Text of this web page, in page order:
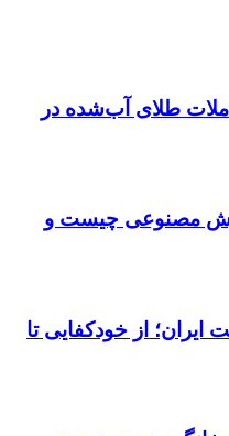
طلای آب‌شده در
هوش مصنوعی چیست و
از خودکفایی تا